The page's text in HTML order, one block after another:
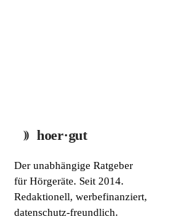
hoer·gut
Der unabhängige Ratgeber
für Hörgeräte. Seit 2014.
Redaktionell, werbefinanziert,
datenschutz-freundlich.